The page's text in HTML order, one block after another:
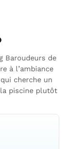
Baroudeurs de
à l’ambiance
cherche un
piscine plutôt